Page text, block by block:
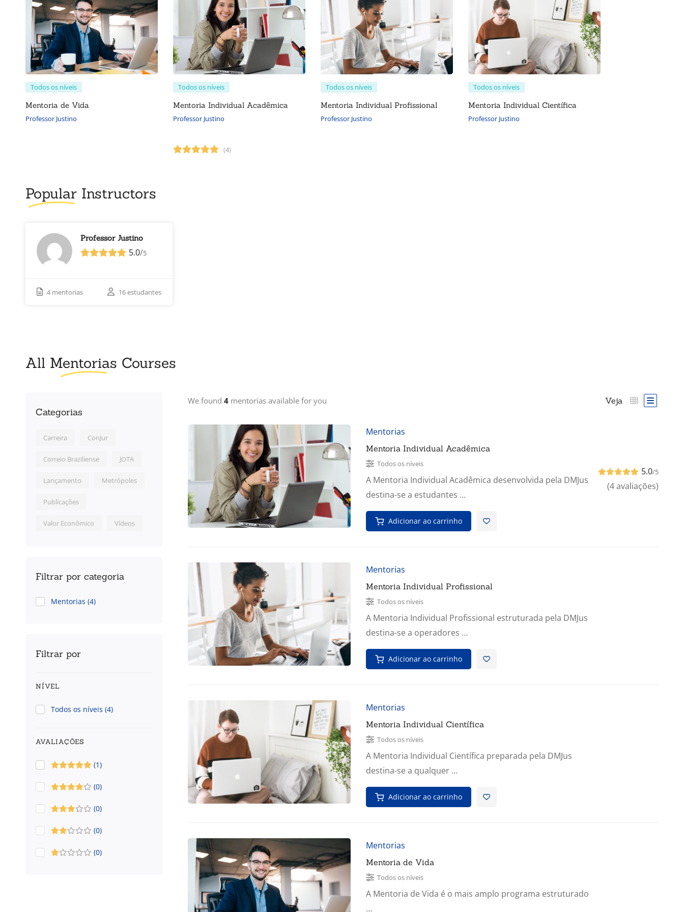
Todos os níveis
Mentoria de Vida
Professor Justino
Todos os níveis
Mentoria Individual Acadêmica
Professor Justino
(4)
Todos os níveis
Mentoria Individual Profissional
Professor Justino
Todos os níveis
Mentoria Individual Científica
Professor Justino
Popular Instructors
Professor Justino
5.0/5
4 mentorias 16 estudantes
All Mentorias Courses
Categorias
Carreira ConJur
Correio Braziliense JOTA
Lançamento Metrópoles
Publicações
Valor Econômico Vídeos
Filtrar por categoria
Mentorias (4)
Filtrar por
NÍVEL
Todos os níveis (4)
AVALIAÇÕES
(1)
(0)
(0)
(0)
(0)
We found 4mentorias available for you Veja
Mentorias
Mentoria Individual Acadêmica
Todos os níveis
A Mentoria Individual Acadêmica desenvolvida pela DMJus
destina-se a estudantes …
5.0/5
(4 avaliações)
Adicionar ao carrinho
Mentorias
Mentoria Individual Profissional
Todos os níveis
A Mentoria Individual Profissional estruturada pela DMJus
destina-se a operadores …
Adicionar ao carrinho
Mentorias
Mentoria Individual Científica
Todos os níveis
A Mentoria Individual Científica preparada pela DMJus
destina-se a qualquer …
Adicionar ao carrinho
Mentorias
Mentoria de Vida
Todos os níveis
A Mentoria de Vida é o mais amplo programa estruturado
…